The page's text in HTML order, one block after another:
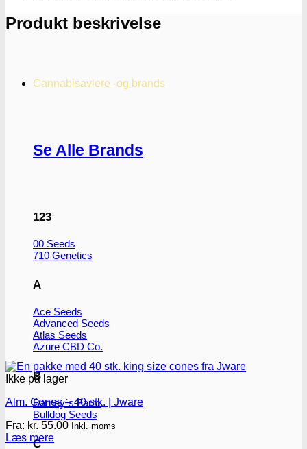
Cannabisavlere -og brands
Se Alle Brands
123
00 Seeds
710 Genetics
A
Ace Seeds
Advanced Seeds
Atlas Seeds
Azure CBD Co.
B
Barney´s Farm
Bulldog Seeds
C
Produkt beskrivelse
Ikke på lager
Alm. Cones – 40 stk. | Jware
Fra: kr. 55.00 Inkl. moms
Læs mere